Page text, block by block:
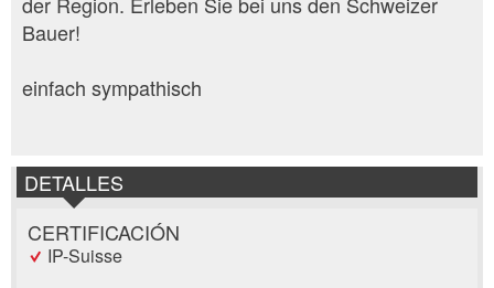
Bauer!
einfach sympathisch
DETALLES
CERTIFICACIÓN
IP-Suisse